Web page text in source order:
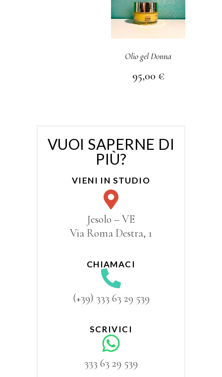
Olio gel Donna
95,00 €
VUOI SAPERNE DI
PIÙ?
VIENI IN STUDIO
Jesolo – VE
Via Roma Destra, 1
CHIAMACI
(+39) 333 63 29 539
SCRIVICI
333 63 29 539